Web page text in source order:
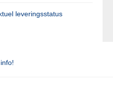
leveringsstatus